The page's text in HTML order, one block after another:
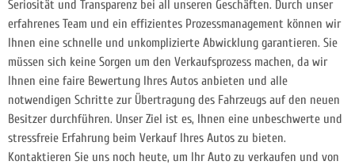
Seriosität und Transparenz bei all unseren Geschäften. Durch unser
erfahrenes Team und ein effizientes Prozessmanagement können wir
Ihnen eine schnelle und unkomplizierte Abwicklung garantieren. Sie
müssen sich keine Sorgen um den Verkaufsprozess machen, da wir
Ihnen eine faire Bewertung Ihres Autos anbieten und alle
notwendigen Schritte zur Übertragung des Fahrzeugs auf den neuen
Besitzer durchführen. Unser Ziel ist es, Ihnen eine unbeschwerte und
stressfreie Erfahrung beim Verkauf Ihres Autos zu bieten.
Kontaktieren Sie uns noch heute, um Ihr Auto zu verkaufen und von